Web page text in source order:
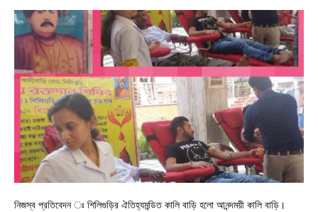
নিজস্ব প্রতিবেদন ঃ শিলিগুড়ির ঐতিহ্যমন্ডিত কালি বাড়ি হলো আনন্দময়ী কালি বাড়ি।